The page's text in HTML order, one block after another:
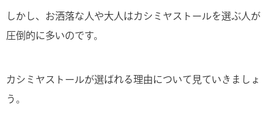
しかし、お洒落な人や大人はカシミヤストールを選ぶ人が
圧倒的に多いのです。
カシミヤストールが選ばれる理由について見ていきましょ
う。